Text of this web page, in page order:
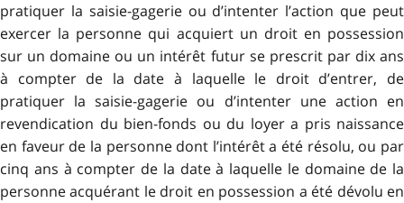
pratiquer la saisie-gagerie ou d’intenter l’action que peut
exercer la personne qui acquiert un droit en possession
sur un domaine ou un intérêt futur se prescrit par dix ans
à compter de la date à laquelle le droit d’entrer, de
pratiquer la saisie-gagerie ou d’intenter une action en
revendication du bien-fonds ou du loyer a pris naissance
en faveur de la personne dont l’intérêt a été résolu, ou par
cinq ans à compter de la date à laquelle le domaine de la
personne acquérant le droit en possession a été dévolu en